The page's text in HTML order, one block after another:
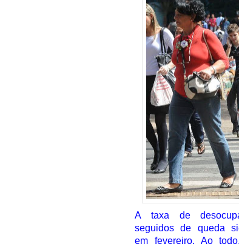
A taxa de
seguidos de queda
em fevereiro. Ao